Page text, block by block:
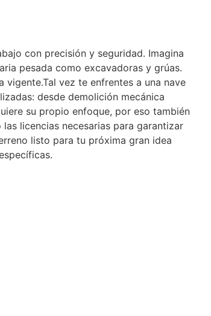
con precisión y seguridad. Imagina
pesada como excavadoras y grúas.
vez te enfrentes a una nave
desde demolición mecánica
su propio enfoque, por eso también
licencias necesarias para garantizar
listo para tu próxima gran idea